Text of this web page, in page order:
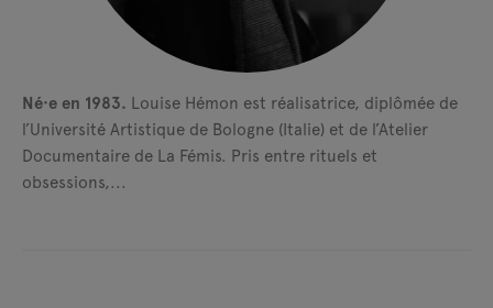
Né·e en 1983. Louise Hémon est réalisatrice, diplômée de
l’Université Artistique de Bologne (Italie) et de l’Atelier
Documentaire de La Fémis. Pris entre rituels et
obsessions,...